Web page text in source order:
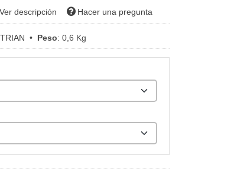
Ver descripción Hacer una pregunta
• Peso: 0,6 Kg